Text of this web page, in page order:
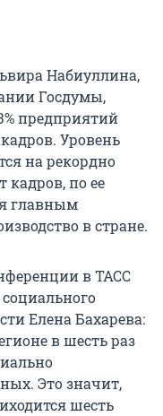
Набиуллина,
Госдумы,
предприятий
Уровень
на рекордно
кадров, по ее
главным
в стране.
в ТАСС
Елена Бахарева:
в шесть раз
Это значит,
шесть